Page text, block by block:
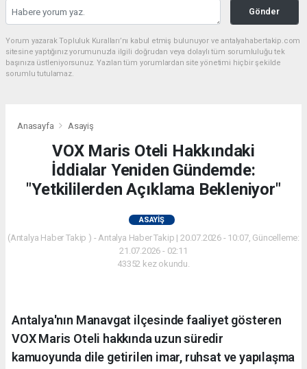
Gönder
Yorum yazarak Topluluk Kuralları’nı kabul etmiş bulunuyor ve antalyahabertakip.com
sitesine yaptığınız yorumunuzla ilgili doğrudan veya dolaylı tüm sorumluluğu tek
başınıza üstleniyorsunuz. Yazılan tüm yorumlardan site yönetimi hiçbir şekilde
sorumlu tutulamaz.
Anasayfa Asayiş
VOX Maris Oteli Hakkındaki
İddialar Yeniden Gündemde:
"Yetkililerden Açıklama Bekleniyor"
ASAYIŞ
(Antalya Haber Takip ) - Antalya Haber Takip | 20.07.2026 - 10:07, Güncelleme:
21.07.2026 - 02:11
43352 kez okundu.
Antalya'nın Manavgat ilçesinde faaliyet gösteren
VOX Maris Oteli hakkında uzun süredir
kamuoyunda dile getirilen imar, ruhsat ve yapılaşma